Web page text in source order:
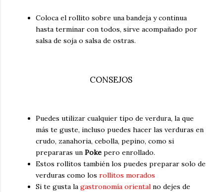
Coloca el rollito sobre una bandeja y continua
hasta terminar con todos, sirve acompañado por
salsa de soja o salsa de ostras.
CONSEJOS
Puedes utilizar cualquier tipo de verdura, la que
más te guste, incluso puedes hacer las verduras en
crudo, zanahoria, cebolla, pepino, como si
prepararas un Poke pero enrollado.
Estos rollitos también los puedes preparar solo de
verduras como los rollitos morados
Si te gusta la gastronomía oriental no dejes de